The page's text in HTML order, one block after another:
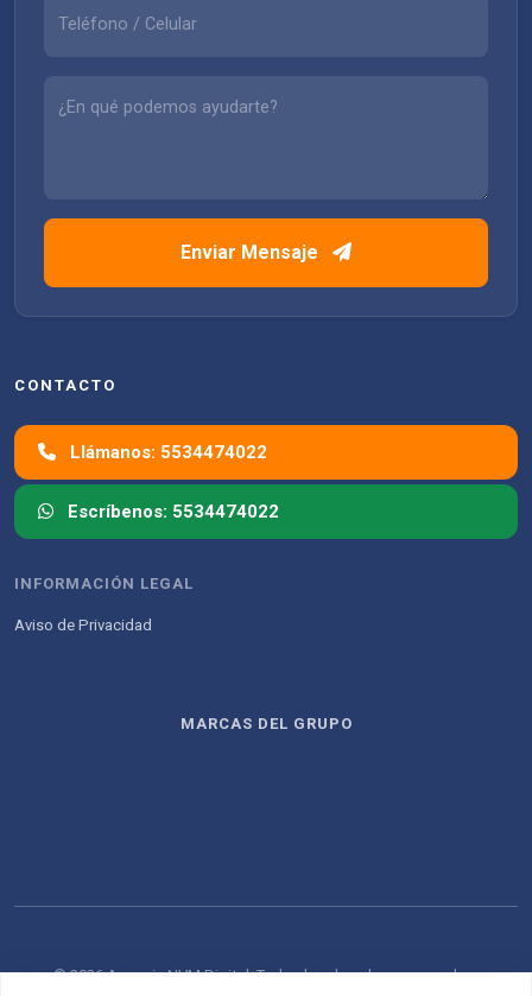
Enviar Mensaje
CONTACTO
Llámanos: 5534474022
Escríbenos: 5534474022
INFORMACIÓN LEGAL
Aviso de Privacidad
MARCAS DEL GRUPO
© 2026 Agencia NVM Digital. Todos los derechos reservados.